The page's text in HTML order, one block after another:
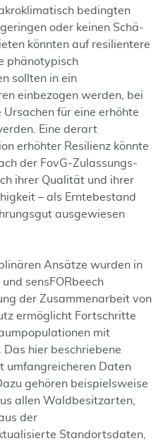
bedingten
oder keinen Schä­
könn­ten auf resilien­tere
phänotypisch
sollten in ein
einbezogen werden, bei
für eine erhöhte
Eine derart
erhöhter Resilienz könnte
der FovG-Zulassungs­
ihrer Qualität und ihrer
– als Ernte­bestand
ausgewiesen
Ansätze wurden in
sensFORbeech
der Zusammenarbeit von
ermöglicht Fortschritte
mit
hier beschriebene
umfangreicheren Daten
gehören beispielsweise
allen Waldbesitzarten,
der
Standortsdaten,